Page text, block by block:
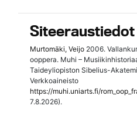
Siteeraustiedot
Murtomäki, Veijo 2006.
ooppera. Muhi –
Taideyliopiston Sibelius-
Verkkoaineisto
https://muhi.uniarts.fi/
7.8.2026).